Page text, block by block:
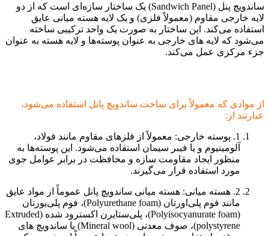
ساندویچ پنل (Sandwich Panel) یک ساختار سازه‌ای است که از دو
لایه خارجی مقاوم (معمولاً فلزی) و یک لایه هسته میانی عایق
استفاده می‌کند. این ساختار به صورت یک واحد ترکیبی ساخته
می‌شود که لایه های خارجی به عنوان پوسته‌ها و لایه هسته به عنوان
جزء مرکزی عمل می‌کند.
از موادی که معمولاً برای ساخت ساندویچ پانل استفاده می‌شود،
عبارتند از:
1. پوسته خارجی: معمولاً از فلزهای مقاوم مانند فولاد،
آلومینیوم و یا فیبر سیمان استفاده می‌شود. این پوسته‌ها به
منظور ایجاد مقاومت سازه و محافظت در برابر عوامل جوی
مورد استفاده قرار می‌گیرند.
2. هسته میانی: هسته میانی ساندویچ پانل عموماً از مواد عایق
مانند فوم پلی‌اورتان (Polyurethane foam)، فوم پلی‌یورتان
(Polyisocyanurate foam)، پلی‌ستایرن اکسترود شده (Extruded
polystyrene)، صوف معدنی (Mineral wool) یا ساندویچ های